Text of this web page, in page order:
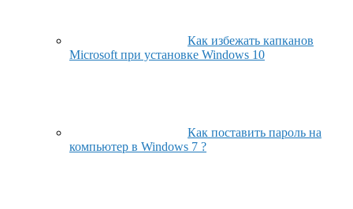
Как избежать капканов
Microsoft при установке Windows 10
Как поставить пароль на
компьютер в Windows 7 ?